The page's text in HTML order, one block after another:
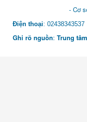
3: Số 1 Ngõ 2
Điện thoại:
Ghi rõ nguồn: Trung